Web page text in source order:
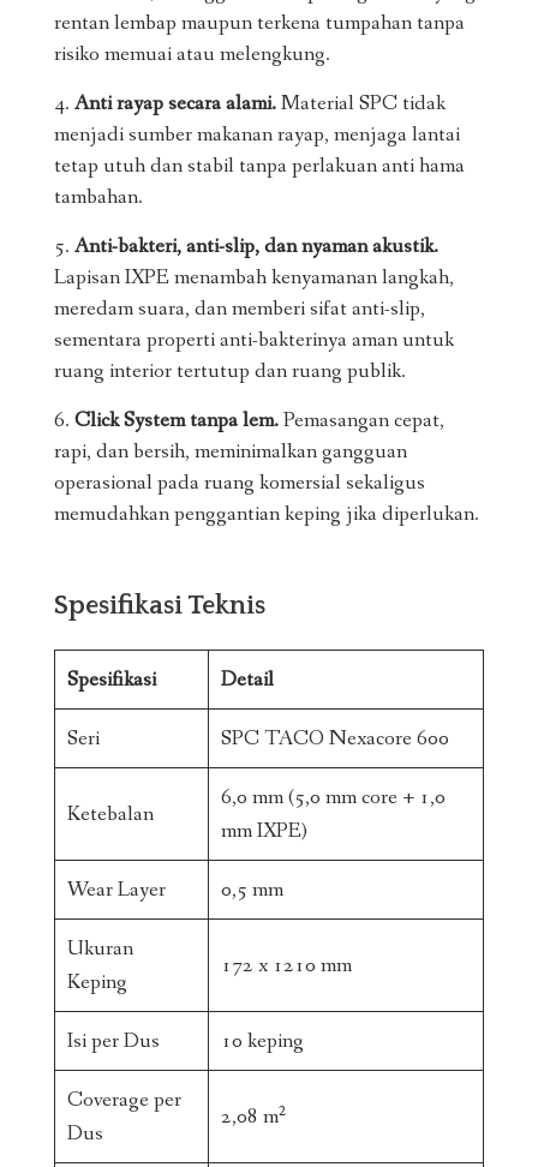
rentan lembap maupun terkena tumpahan tanpa
risiko memuai atau melengkung.
Anti rayap secara alami.Material SPC tidak
menjadi sumber makanan rayap, menjaga lantai
tetap utuh dan stabil tanpa perlakuan anti hama
tambahan.
Anti-bakteri, anti-slip, dan nyaman akustik.
Lapisan IXPE menambah kenyamanan langkah,
meredam suara, dan memberi sifat anti-slip,
sementara properti anti-bakterinya aman untuk
ruang interior tertutup dan ruang publik.
Click System tanpa lem.Pemasangan cepat,
rapi, dan bersih, meminimalkan gangguan
operasional pada ruang komersial sekaligus
memudahkan penggantian keping jika diperlukan.
Spesifikasi Teknis
Spesifikasi Detail
Seri SPC TACO Nexacore 600
Ketebalan
6,0 mm (5,0 mm core + 1,0
mm IXPE)
Wear Layer 0,5 mm
Ukuran
Keping
172 x 1210 mm
Isi per Dus 10 keping
Coverage per
Dus
2,08 m²